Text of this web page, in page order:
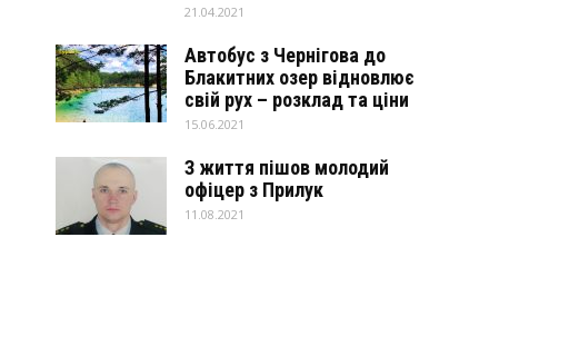
21.04.2021
Автобус з Чернігова до
Блакитних озер відновлює
свій рух – розклад та ціни
15.06.2021
З життя пішов молодий
офіцер з Прилук
11.08.2021